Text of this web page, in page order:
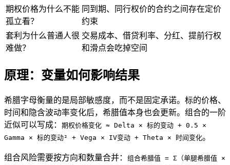
期权价格为什么不能
孤立看？
同到期、同行权价的合约之间存在定价
约束
套利为什么普通人很
难做？
交易成本、借贷利率、分红、提前行权
和滑点会吃掉空间
原理：变量如何影响结果
希腊字母衡量的是局部敏感度，而不是固定承诺。标的价格、
时间和隐含波动率变化后，希腊值本身也会更新。组合的一阶
近似可以写成： 期权价格变化 ≈ Delta × 标的变动 + 0.5 ×
Gamma × 标的变动² + Vega × IV变动 + Theta × 时间变化。
组合风险需要按方向和数量合并： 组合希腊值 = Σ（单腿希腊值 ×